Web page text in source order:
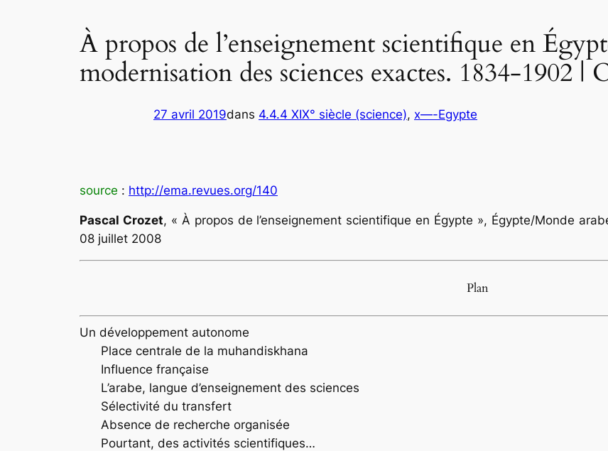
À propos de l’enseignement scientifique en
modernisation des sciences exactes. 1834-1902 |
27 avril 2019dans 4.4.4 XIX° siècle (science), x—-Egypte
source : http://ema.revues.org/140
Pascal Crozet, « À propos de l’enseignement scientifique en Égypte », Égypte/Monde
08 juillet 2008
Plan
Un développement autonome
Place centrale de la muhandiskhana
Influence française
L’arabe, langue d’enseignement des sciences
Sélectivité du transfert
Absence de recherche organisée
Pourtant, des activités scientifiques…